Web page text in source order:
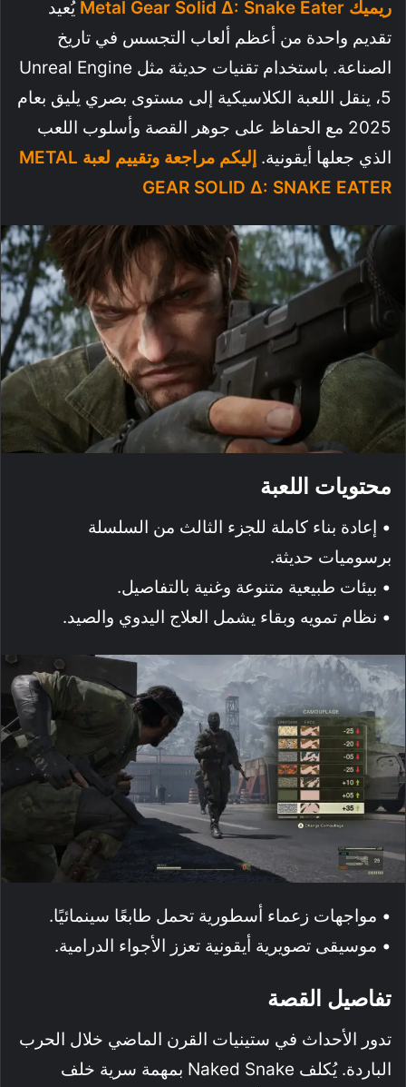
ريميك Metal Gear Solid Δ: Snake Eater
يُعيد
تقديم واحدة من أعظم ألعاب التجسس في تاريخ
الصناعة. باستخدام تقنيات حديثة مثل Unreal Engine
5، ينقل اللعبة الكلاسيكية إلى مستوى بصري يليق بعام
2025 مع الحفاظ على جوهر القصة وأسلوب اللعب
الذي جعلها أيقونية.
إليكم مراجعة وتقييم لعبة METAL
GEAR SOLID Δ: SNAKE EATER
محتويات اللعبة
• إعادة بناء كاملة للجزء الثالث من السلسلة
برسوميات حديثة.
• بيئات طبيعية متنوعة وغنية بالتفاصيل.
• نظام تمويه وبقاء يشمل العلاج اليدوي والصيد.
• مواجهات زعماء أسطورية تحمل طابعًا سينمائيًا.
• موسيقى تصويرية أيقونية تعزز الأجواء الدرامية.
تفاصيل القصة
تدور الأحداث في ستينيات القرن الماضي خلال الحرب
الباردة. يُكلف Naked Snake بمهمة سرية خلف